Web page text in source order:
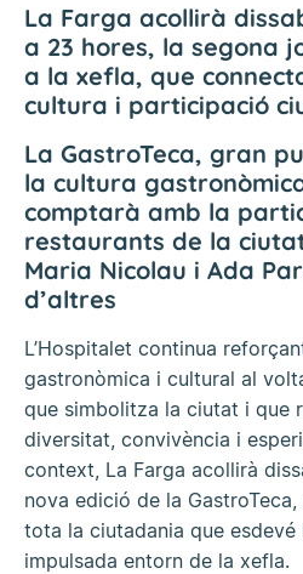
La Farga acollirà
a 23 hores, la segona
a la xefla, que
cultura i participació
La GastroTeca, gran
la cultura
comptarà amb la
restaurants de la
Maria Nicolau i Ada
d’altres
L’Hospitalet continua
gastronòmica i cultural al
que simbolitza la ciutat i que
diversitat, convivència i
context, La Farga acollirà
nova edició de la
tota la ciutadania que
impulsada entorn de la xefla.